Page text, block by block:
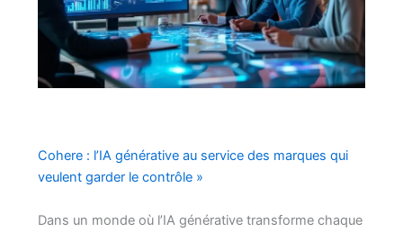
Cohere : l’IA générative au service des marques qui
veulent garder le contrôle »
Dans un monde où l’IA générative transforme chaque